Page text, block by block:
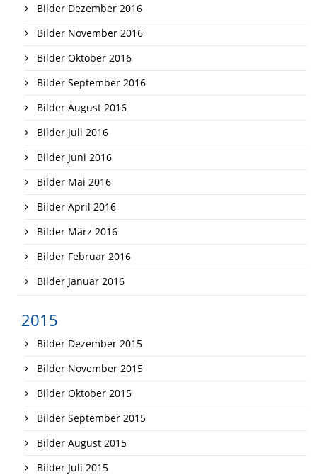
Bilder Dezember 2016
Bilder November 2016
Bilder Oktober 2016
Bilder September 2016
Bilder August 2016
Bilder Juli 2016
Bilder Juni 2016
Bilder Mai 2016
Bilder April 2016
Bilder März 2016
Bilder Februar 2016
Bilder Januar 2016
2015
Bilder Dezember 2015
Bilder November 2015
Bilder Oktober 2015
Bilder September 2015
Bilder August 2015
Bilder Juli 2015